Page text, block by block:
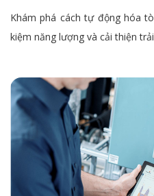
Khám phá cách tự động hóa
kiệm năng lượng và cải thiện